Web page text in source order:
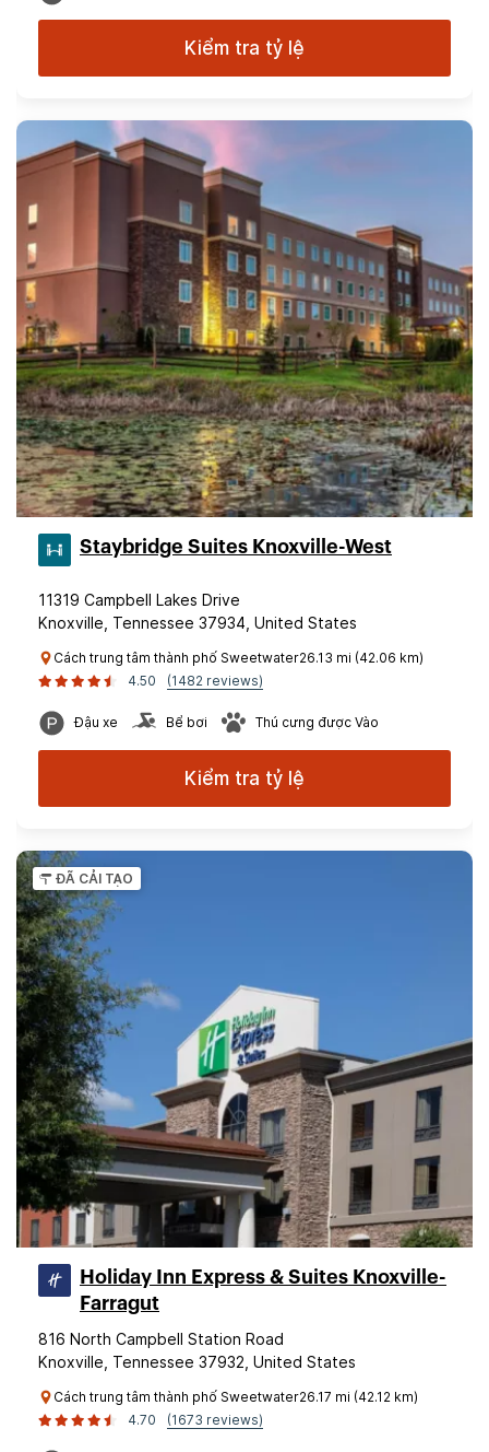
Kiểm tra tỷ lệ
Staybridge Suites Knoxville-West
11319 Campbell Lakes Drive
Knoxville, Tennessee 37934, United States
Cách trung tâm thành phố Sweetwater26.13 mi (42.06 km)
4.50
(1482 reviews)
Đậu xe Bể bơi Thú cưng được Vào
Kiểm tra tỷ lệ
ĐÃ CẢI TẠO
Holiday Inn Express & Suites Knoxville-
Farragut
816 North Campbell Station Road
Knoxville, Tennessee 37932, United States
Cách trung tâm thành phố Sweetwater26.17 mi (42.12 km)
4.70
(1673 reviews)